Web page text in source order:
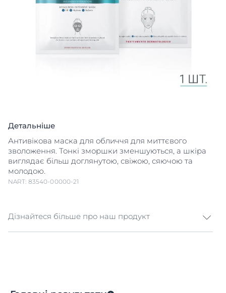
Детальніше
Антивікова маска для обличчя для миттєвого
зволоження. Тонкі зморшки зменшуються, а шкіра
виглядає більш доглянутою, свіжою, сяючою та
молодою.
NART: 83540-00000-21
Дізнайтеся більше про наш продукт